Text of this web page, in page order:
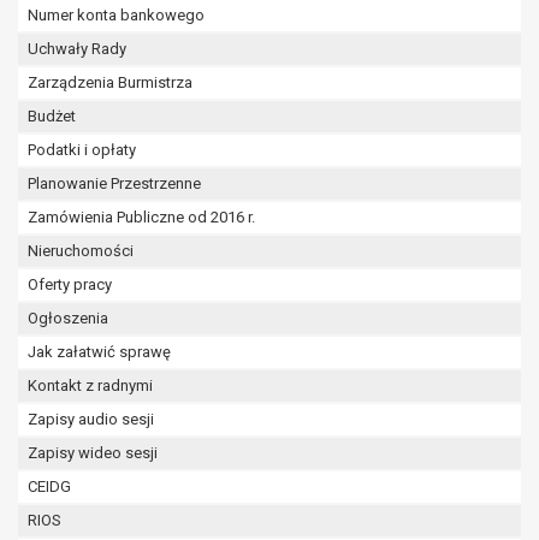
Numer konta bankowego
Uchwały Rady
Zarządzenia Burmistrza
Budżet
Podatki i opłaty
Planowanie Przestrzenne
Zamówienia Publiczne od 2016 r.
Nieruchomości
Oferty pracy
Ogłoszenia
Jak załatwić sprawę
Kontakt z radnymi
Zapisy audio sesji
Zapisy wideo sesji
CEIDG
RIOS